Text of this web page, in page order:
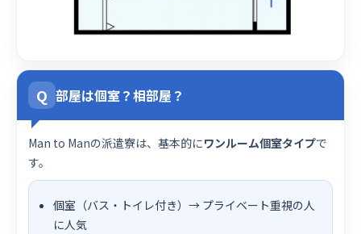
Q 部屋は個室？相部屋？
Man to Manの派遣寮は、基本的にワンルーム個室タイプで
す。
個室（バス・トイレ付き）→ プライベート重視の人
に人気